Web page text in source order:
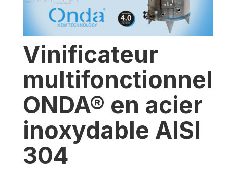
Vinificateur
multifonctionnel
ONDA® en acier
inoxydable AISI
304